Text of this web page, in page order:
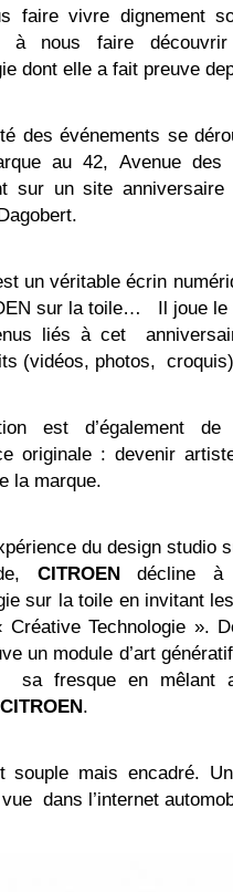
faire vivre dignement
à nous faire
dont elle a fait preuve
des événements se
au 42, Avenue des
sur un site
un véritable écrin
sur la toile… Il joue le
liés à cet
(vidéos, photos,
est d’également
originale : devenir
la marque.
du design
CITROENdécline à
sur la toile en invitant
Créative Technologie ».
un module d’art
sa fresque en mêlant
CITROEN.
souple mais encadré.
dans l’internet